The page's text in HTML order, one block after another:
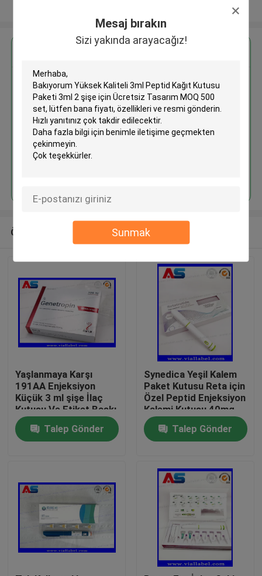
Mesaj bırakın
Sizi yakında arayacağız!
Sunmak
Ürünler
Hakkımızda
Yüksek Kaliteli 3ml Peptid Kağıt
Kutusu Paketi 3ml 2 şişe için
Ücretsiz Tasarım MOQ 500 set
Önerilen Ürünler
Yaşlanmaya Karşı
191AA Enjeksiyon
Küçük 3 ml şişe İlaç
Kutusu Ve Etiket Baskı
Genetropin
Talep Gönder
Synedica Yeşil Kalem
Paket Kutusu Reta için
Özel Peptid Enjeksiyon
Kalemi Kutusu 40mg
Peptid Enjeksiyon
Kalemi, Synedica
Enjeksiyon Kalemi
Talep Gönder